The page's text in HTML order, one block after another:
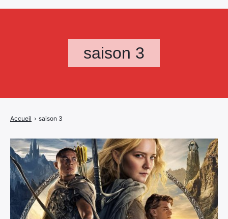
saison 3
Accueil › saison 3